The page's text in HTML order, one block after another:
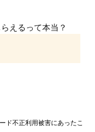
えるって本当？
ド不正利用被害にあったこ